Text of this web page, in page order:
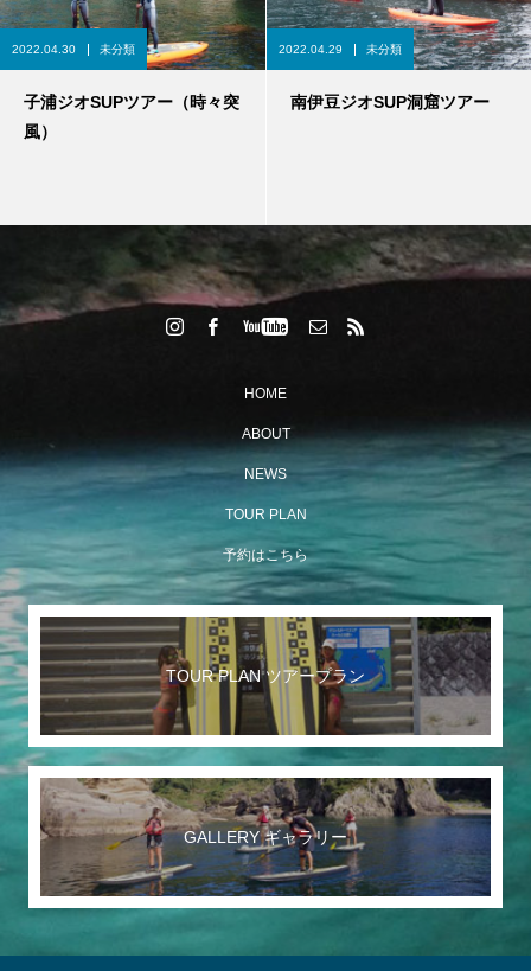
2022.04.30 未分類
子浦ジオSUPツアー（時々突
風）
2022.04.29 未分類
南伊豆ジオSUP洞窟ツアー
HOME
ABOUT
NEWS
TOUR PLAN
予約はこちら
TOUR PLAN ツアープラン
GALLERY ギャラリー